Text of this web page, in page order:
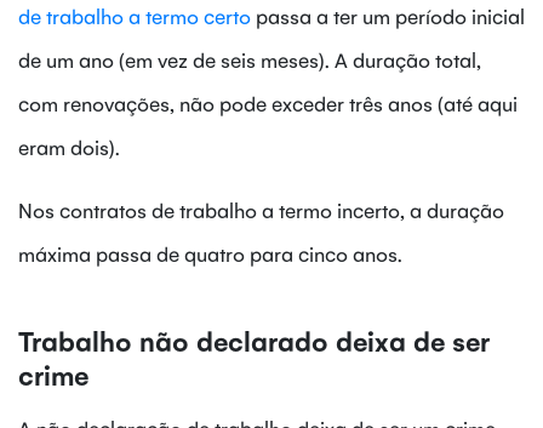
de trabalho a termo certo passa a ter um período inicial
de um ano (em vez de seis meses). A duração total,
com renovações, não pode exceder três anos (até aqui
eram dois).
Nos contratos de trabalho a termo incerto, a duração
máxima passa de quatro para cinco anos.
Trabalho não declarado deixa de ser
crime